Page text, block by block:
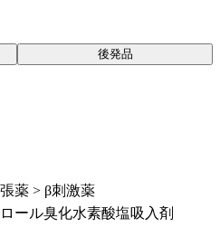
後発品
薬 > β刺激薬
ール臭化水素酸塩吸入剤